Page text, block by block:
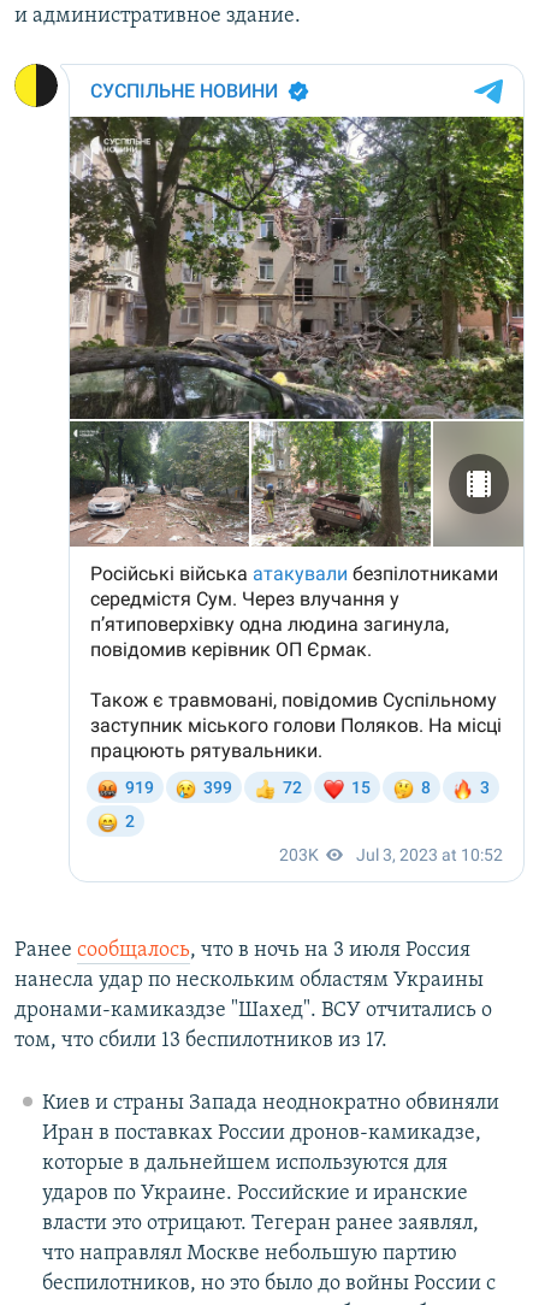
и административное здание.
Ранее сообщалось, что в ночь на 3 июля Россия
нанесла удар по нескольким областям Украины
дронами-камиказдзе "Шахед". ВСУ отчитались о
том, что сбили 13 беспилотников из 17.
Киев и страны Запада неоднократно обвиняли
Иран в поставках России дронов-камикадзе,
которые в дальнейшем используются для
ударов по Украине. Российские и иранские
власти это отрицают. Тегеран ранее заявлял,
что направлял Москве небольшую партию
беспилотников, но это было до войны России с